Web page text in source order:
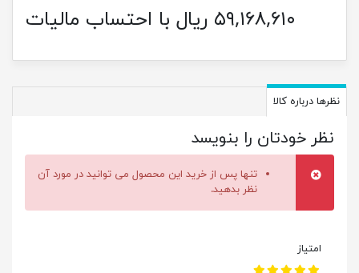
۵۹,۱۶۸,۶۱۰ ریال با احتساب مالیات
نظرها درباره کالا
نظر خودتان را بنویسد
تنها پس از خرید این محصول می توانید در مورد آن
نظر بدهید.
امتیاز